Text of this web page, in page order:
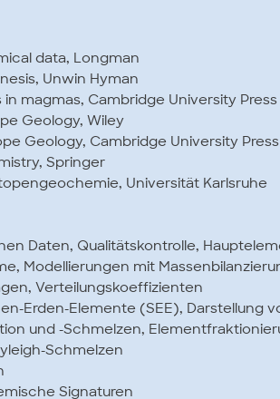
data, Longman
Unwin Hyman
magmas, Cambridge University Press
Geology, Wiley
Geology, Cambridge University Press
Springer
Universität Karlsruhe
Daten, Qualitätskontrolle,
Modellierungen mit
Verteilungskoeffizienten
Erden-Elemente (SEE), Darstellung
und -Schmelzen,
Schmelzen
Signaturen